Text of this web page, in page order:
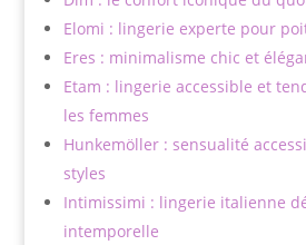
Elomi : lingerie experte pour
Eres : minimalisme chic et
Etam : lingerie accessible et
les femmes
Hunkemöller : sensualité
styles
Intimissimi : lingerie italienne
intemporelle